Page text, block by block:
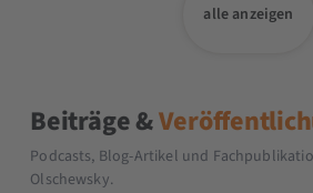
alle anzeigen
Beiträge &
Podcasts, Blog-Artikel und
Olschewsky.